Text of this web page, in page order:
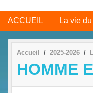
ACCUEIL La vie
Accueil 2025-2026
HOMME